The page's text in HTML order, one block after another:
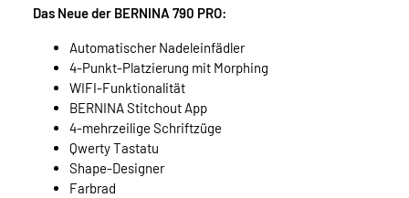
Das Neue der BERNINA 790 PRO:
Automatischer Nadeleinfädler
4-Punkt-Platzierung mit Morphing
WIFI-Funktionalität
BERNINA Stitchout App
4-mehrzeilige Schriftzüge
Qwerty Tastatu
Shape-Designer
Farbrad